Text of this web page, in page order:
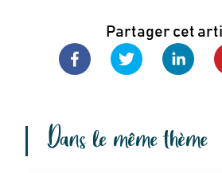
Partager cet
Dans le même thème